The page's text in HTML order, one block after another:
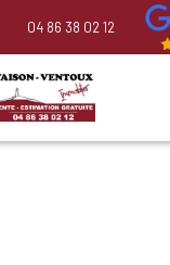
04 86 38 02 12